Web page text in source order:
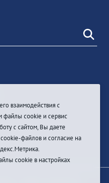
с сайта ссылка на
взаимодействия с
файлы cookie и сервис
с сайтом, Вы даете
файлов и согласие на
cookie в настройках